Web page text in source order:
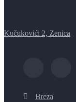
Kučukovići 2, Zenica
Breza